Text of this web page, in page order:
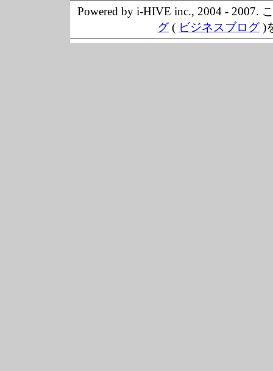
Powered by i-HIVE inc., 2004 - 2007.
グ( ビジネスブログ)